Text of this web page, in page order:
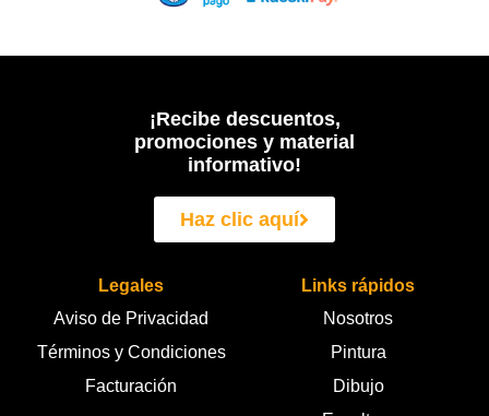
¡Recibe descuentos,
promociones y material
informativo!
Haz clic aquí
Legales
Aviso de Privacidad
Términos y Condiciones
Facturación
Links rápidos
Nosotros
Pintura
Dibujo